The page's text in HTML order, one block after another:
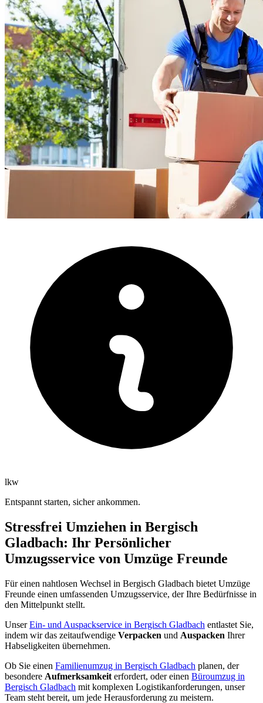
lkw
Entspannt starten, sicher ankommen.
Stressfrei Umziehen in Bergisch
Gladbach: Ihr Persönlicher
Umzugsservice von Umzüge Freunde
Für einen nahtlosen Wechsel in Bergisch Gladbach bietet Umzüge
Freunde einen umfassenden Umzugsservice, der Ihre Bedürfnisse in
den Mittelpunkt stellt.
UnserEin- und Auspackservice in Bergisch Gladbach entlastet Sie,
indem wir das zeitaufwendige Verpacken und Auspacken Ihrer
Habseligkeiten übernehmen.
Ob Sie einen Familienumzug in Bergisch Gladbach planen, der
besondere Aufmerksamkeit erfordert, oder einen Büroumzug in
Bergisch Gladbach mit komplexen Logistikanforderungen, unser
Team steht bereit, um jede Herausforderung zu meistern.